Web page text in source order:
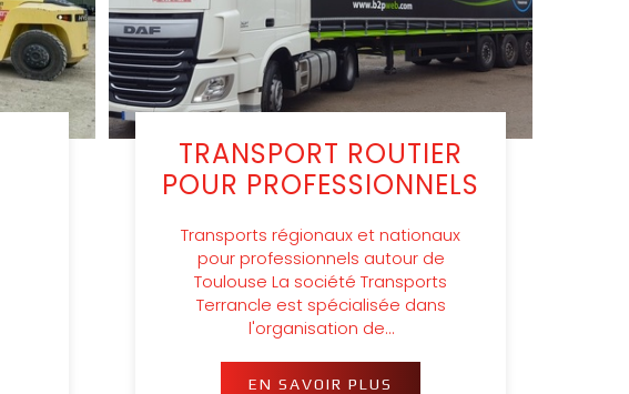
TRANSPORT ROUTIER
POUR PROFESSIONNELS
Transports régionaux et nationaux
pour professionnels autour de
Toulouse La société Transports
Terrancle est spécialisée dans
l'organisation de…
EN SAVOIR PLUS